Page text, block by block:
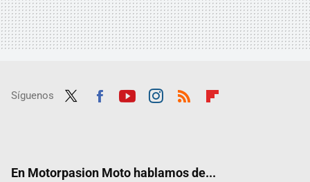
Síguenos
En Motorpasion Moto hablamos de...